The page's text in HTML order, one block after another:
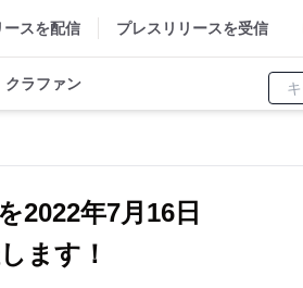
ースを配信 プレスリリースを受信
クラファン
2022年7月16日
ます！